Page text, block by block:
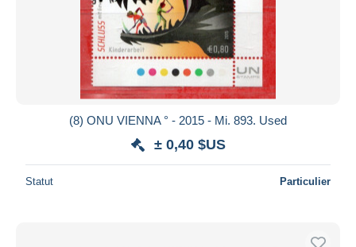
(8) ONU VIENNA ° - 2015 - Mi. 893. Used
± 0,40 $US
Statut Particulier